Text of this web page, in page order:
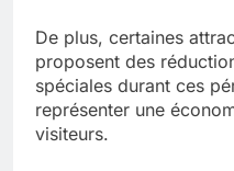
De plus, certaines
proposent des
spéciales durant ces
représenter une
visiteurs.